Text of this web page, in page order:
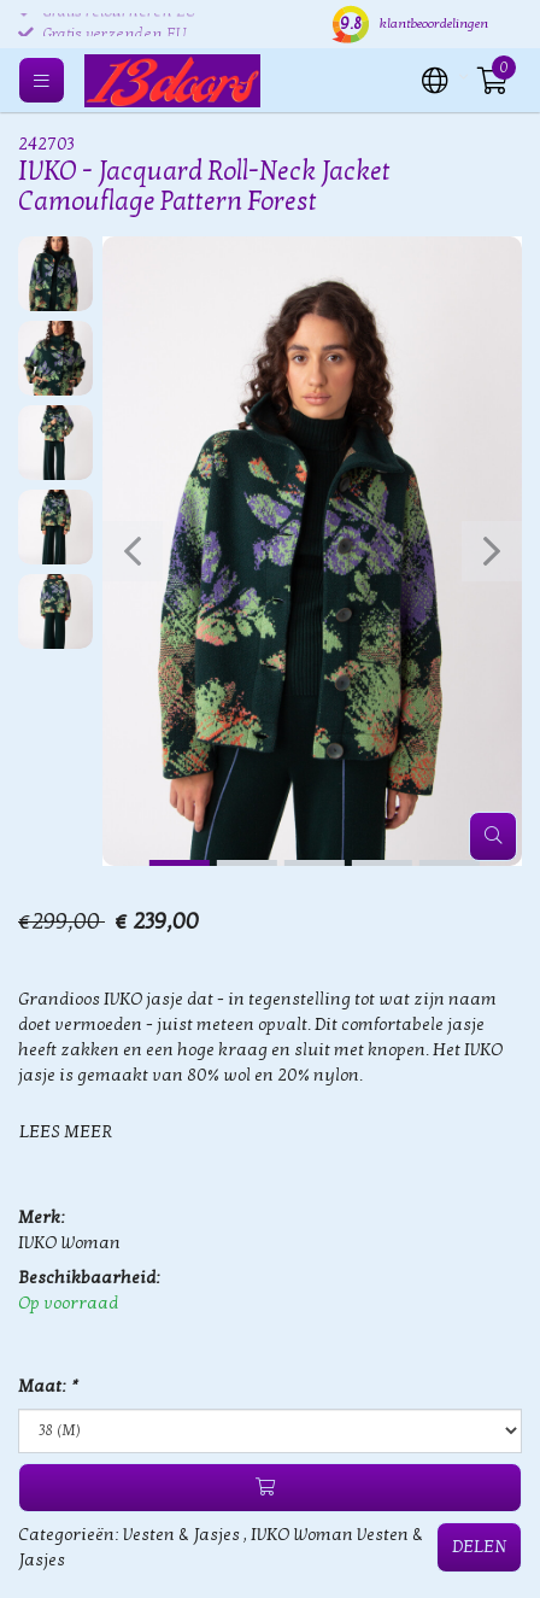
Gratis retourneren EU Verzending binnen 24 uur
9.8 klantbeoordelingen
0
242703
IVKO - Jacquard Roll-Neck Jacket
Camouflage Pattern Forest
€299,00 € 239,00
Grandioos IVKO jasje dat - in tegenstelling tot wat zijn naam
doet vermoeden - juist meteen opvalt. Dit comfortabele jasje
heeft zakken en een hoge kraag en sluit met knopen. Het IVKO
jasje is gemaakt van 80% wol en 20% nylon.
LEES MEER
Merk:
IVKO Woman
Beschikbaarheid:
Op voorraad
Maat: *
Categorieën: Vesten & Jasjes, IVKO Woman Vesten &
Jasjes
DELEN